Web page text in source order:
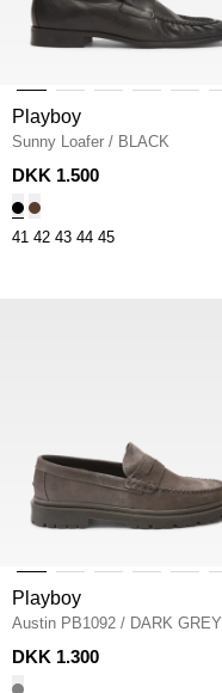
Playboy
Sunny Loafer / BLACK
DKK 1.500
41 42 43 44 45
Playboy
Austin PB1092 / DARK GREY
DKK 1.300